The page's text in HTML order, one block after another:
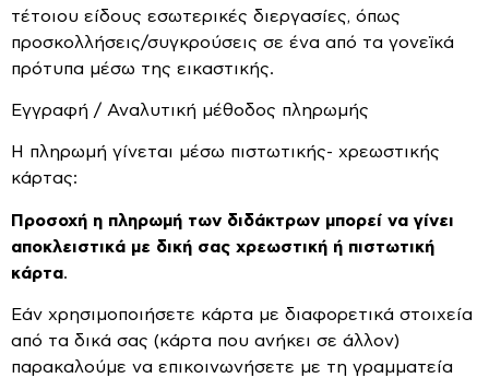
τέτοιου είδους εσωτερικές διεργασίες, όπως
προσκολλήσεις/συγκρούσεις σε ένα από τα γονεϊκά
πρότυπα μέσω της εικαστικής.
Εγγραφή / Αναλυτική μέθοδος πληρωμής
Η πληρωμή γίνεται μέσω πιστωτικής- χρεωστικής
κάρτας:
Προσοχή η πληρωμή των διδάκτρων μπορεί να γίνει
αποκλειστικά με δική σας χρεωστική ή πιστωτική
κάρτα.
Εάν χρησιμοποιήσετε κάρτα με διαφορετικά στοιχεία
από τα δικά σας (κάρτα που ανήκει σε άλλον)
παρακαλούμε να επικοινωνήσετε με τη γραμματεία